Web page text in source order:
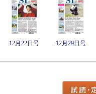
12月22日号 12月29日号